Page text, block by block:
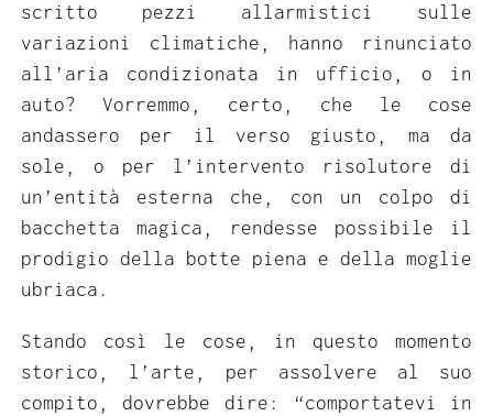
scritto pezzi allarmistici sulle
variazioni climatiche, hanno rinunciato
all’aria condizionata in ufficio, o in
auto? Vorremmo, certo, che le cose
andassero per il verso giusto, ma da
sole, o per l’intervento risolutore di
un’entità esterna che, con un colpo di
bacchetta magica, rendesse possibile il
prodigio della botte piena e della moglie
ubriaca.
Stando così le cose, in questo momento
storico, l’arte, per assolvere al suo
compito, dovrebbe dire: “comportatevi in